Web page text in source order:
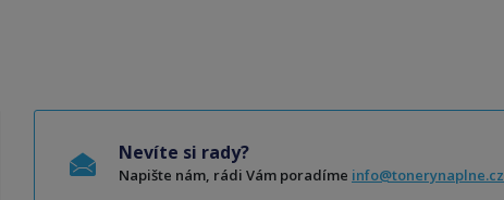
Nevíte si rady?
Napište nám, rádi Vám poradíme info@tonerynaplne.cz